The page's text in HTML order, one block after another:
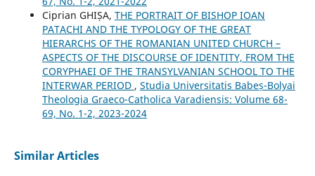
Ciprian GHIȘA, THE PORTRAIT OF BISHOP IOAN
PATACHI AND THE TYPOLOGY OF THE GREAT
HIERARCHS OF THE ROMANIAN UNITED CHURCH –
ASPECTS OF THE DISCOURSE OF IDENTITY, FROM THE
CORYPHAEI OF THE TRANSYLVANIAN SCHOOL TO THE
INTERWAR PERIOD , Studia Universitatis Babeș-Bolyai
Theologia Graeco-Catholica Varadiensis: Volume 68-
69, No. 1-2, 2023-2024
Similar Articles